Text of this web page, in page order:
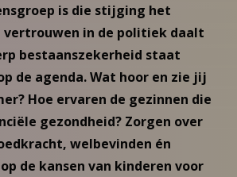
is die stijging het
vertrouwen in de politiek daalt
bestaanszekerheid staat
de agenda.Wat hoor en zie jij
Hoe ervaren de gezinnen die
gezondheid? Zorgen over
welbevinden én
de kansen van kinderen voor